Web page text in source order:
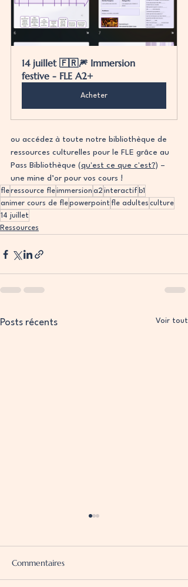
14 juillet 🇫🇷🎆 Immersion
festive - FLE A2+
Acheter
ou accédez à toute notre bibliothèque de
ressources culturelles pour le FLE grâce au
Pass Bibliothèque (qu'est ce que c'est?) –
une mine d’or pour vos cours !
fleressource fleimmersion a2 interactif b1
animer cours de flepowerpoint fle adultes culture
14 juillet
Ressources
Posts récents Voir tout
Commentaires